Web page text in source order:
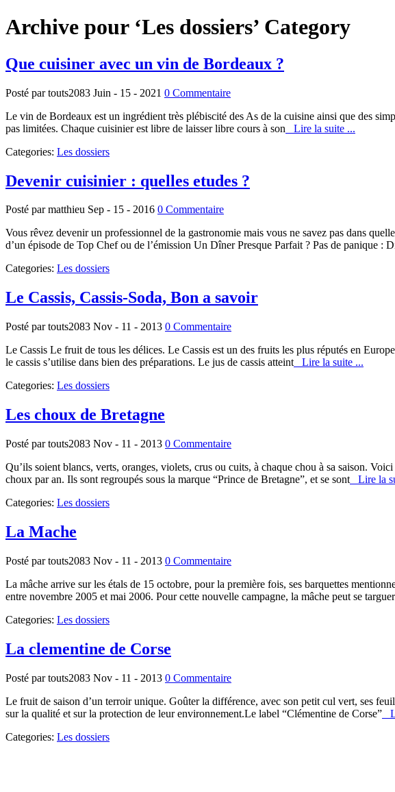
Archive pour ‘Les dossiers’ Category
Que cuisiner avec un vin de Bordeaux ?
Posté par touts2083 Juin - 15 - 2021 0 Commentaire
Le vin de Bordeaux est un ingrédient très plébiscité des As de la cuisine ainsi que des
pas limitées. Chaque cuisinier est libre de laisser libre cours à son Lire la suite ...
Categories: Les dossiers
Devenir cuisinier : quelles etudes ?
Posté par matthieu Sep - 15 - 2016 0 Commentaire
Vous rêvez devenir un professionnel de la gastronomie mais vous ne savez pas dans
d’un épisode de Top Chef ou de l’émission Un Dîner Presque Parfait ? Pas de panique :
Categories: Les dossiers
Le Cassis, Cassis-Soda, Bon a savoir
Posté par touts2083 Nov - 11 - 2013 0 Commentaire
Le Cassis Le fruit de tous les délices. Le Cassis est un des fruits les plus réputés en
le cassis s’utilise dans bien des préparations. Le jus de cassis atteint Lire la suite ...
Categories: Les dossiers
Les choux de Bretagne
Posté par touts2083 Nov - 11 - 2013 0 Commentaire
Qu’ils soient blancs, verts, oranges, violets, crus ou cuits, à chaque chou à sa saison.
choux par an. Ils sont regroupés sous la marque “Prince de Bretagne”, et se sont Lire la
Categories: Les dossiers
La Mache
Posté par touts2083 Nov - 11 - 2013 0 Commentaire
La mâche arrive sur les étals de 15 octobre, pour la première fois, ses barquettes
entre novembre 2005 et mai 2006. Pour cette nouvelle campagne, la mâche peut se
Categories: Les dossiers
La clementine de Corse
Posté par touts2083 Nov - 11 - 2013 0 Commentaire
Le fruit de saison d’un terroir unique. Goûter la différence, avec son petit cul vert, ses
sur la qualité et sur la protection de leur environnement.Le label “Clémentine de Corse”
Categories: Les dossiers